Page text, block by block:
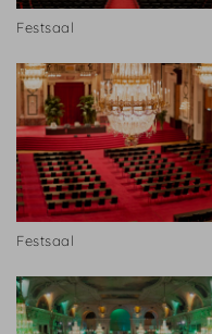
Festsaal
Festsaal